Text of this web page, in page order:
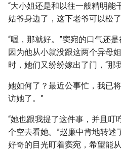
“大小姐还是和以往一般精明能
姑爷身边了，这下老爷可以松
“喔，那就好。”窦宛的口气还
因为他从小就没跟这两个异母
时，她们又纷纷嫁出了门，“那
她如何了？最近公事忙，我已
访她了。”
“她也跟我提了这件事，并且叮
个空去看她。”赵廉中肯地转述
好奇的目光盯着窦宛，希望能